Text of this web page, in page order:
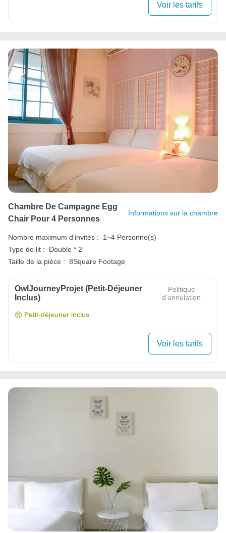
Voir les tarifs
Chambre De Campagne Egg
Chair Pour 4 Personnes
Informations sur la chambre
Nombre maximum d'invités :
1~4 Personne(s)
Type de lit :
Double * 2
Taille de la pièce : 8Square Footage
OwlJourneyProjet (petit-Déjeuner
Inclus)
Politique
d'annulation
Petit-déjeuner inclus
Voir les tarifs